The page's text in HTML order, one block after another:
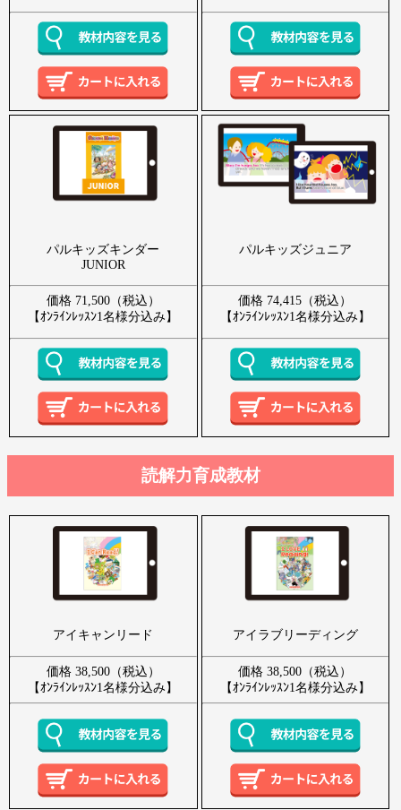
パルキッズキンダー
JUNIOR
価格 71,500（税込）
【ｵﾝﾗｲﾝﾚｯｽﾝ1名様分込み】
パルキッズジュニア
価格 74,415（税込）
【ｵﾝﾗｲﾝﾚｯｽﾝ1名様分込み】
読解力育成教材
アイキャンリード
価格 38,500（税込）
【ｵﾝﾗｲﾝﾚｯｽﾝ1名様分込み】
アイラブリーディング
価格 38,500（税込）
【ｵﾝﾗｲﾝﾚｯｽﾝ1名様分込み】